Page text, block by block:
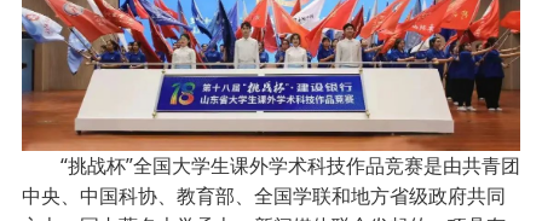
“挑战杯”全国大学生课外学术科技作品竞赛是由共青团
中央、中国科协、教育部、全国学联和地方省级政府共同